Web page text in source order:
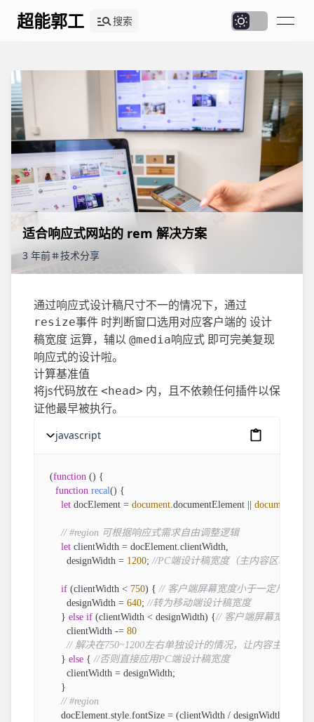
超能郭工 搜索
适合响应式网站的 rem 解决方案
3 年前 技术分享
通过响应式设计稿尺寸不一的情况下，通过
resize事件 时判断窗口选用对应客户端的 设计
稿宽度 运算，辅以 @media响应式 即可完美复现
响应式的设计啦。
计算基准值
将js代码放在 <head> 内，且不依赖任何插件以保
证他最早被执行。
javascript 复制成功
  (
function () {
function recal() {
let docElement = document.documentElement document
// #region 可根据响应式需求自由调整逻辑
let clientWidth = docElement.clientWidth,
        designWidth =
1200; //PC端设计稿宽度（主内容区域）
if (clientWidth < 750) { // 客户端屏幕宽度小于一定尺寸时
        designWidth =
640; //转为移动端设计稿宽度
      }
else if (clientWidth < designWidth) {// 客户端屏幕宽度小
        clientWidth -=
80
// 解决在750~1200左右单独设计的情况，让内容主体的
      }
else { //否则直接应用PC端设计稿宽度
        clientWidth = designWidth;
      }
// #region
      docElement.
style.fontSize = (clientWidth / designWidth) *